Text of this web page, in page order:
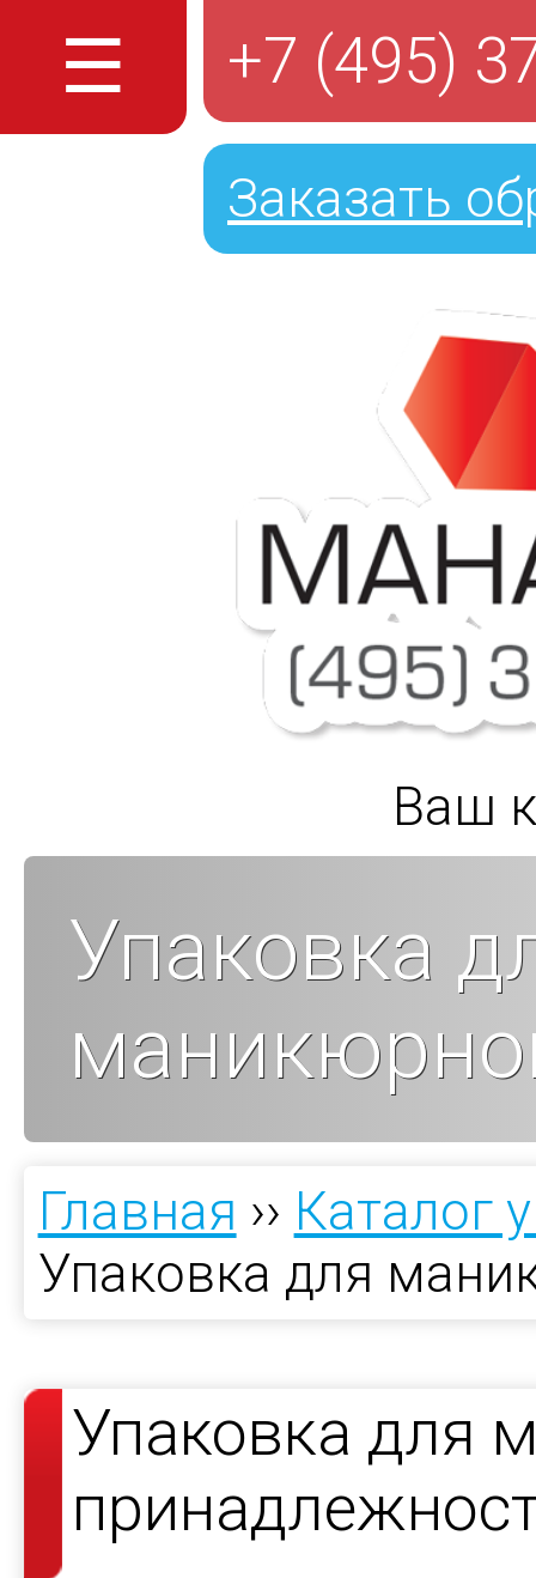
☰ +7 (495)
Заказать
Ваш
Упаковка
Главная ›› Каталог
Упаковка для
Упаковка для